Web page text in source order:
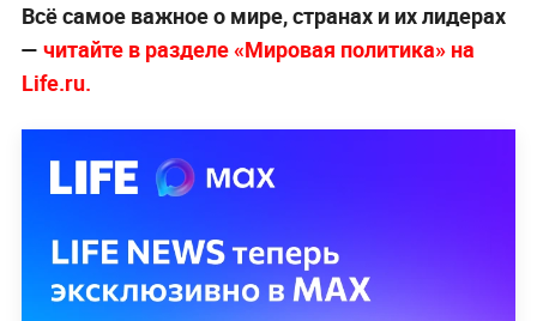
Всё самое важное о мире, странах и их лидерах
— читайте в разделе «Мировая политика» на
Life.ru.